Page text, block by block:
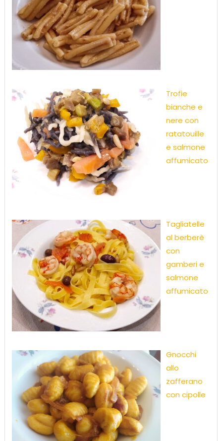
Trofie
bianche e
nere con
ratatouille
e salmone
affumicato
Tagliatelle
al berberè
con
gamberi e
salmone
affumicato
Gnocchi
allo
zafferano
con cipolle